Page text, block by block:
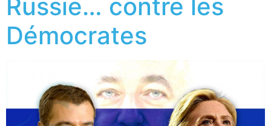
Russie… contre les
Démocrates